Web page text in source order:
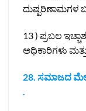
ದುಷ್ಪರಿಣಾಮಗಳ
13 ) ಪ್ರಬಲ
ಅಧಿಕಾರಿಗಳು
28. ಸಮಾಜದ